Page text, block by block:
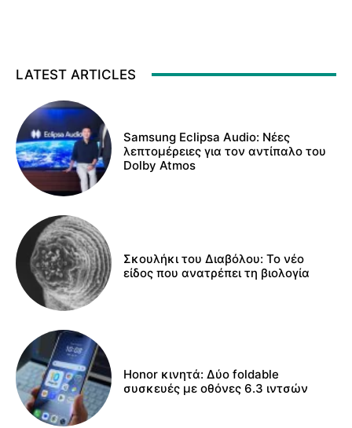
LATEST ARTICLES
Samsung Eclipsa Audio: Νέες
λεπτομέρειες για τον αντίπαλο του
Dolby Atmos
Σκουλήκι του Διαβόλου: Το νέο
είδος που ανατρέπει τη βιολογία
Honor κινητά: Δύο foldable
συσκευές με οθόνες 6.3 ιντσών